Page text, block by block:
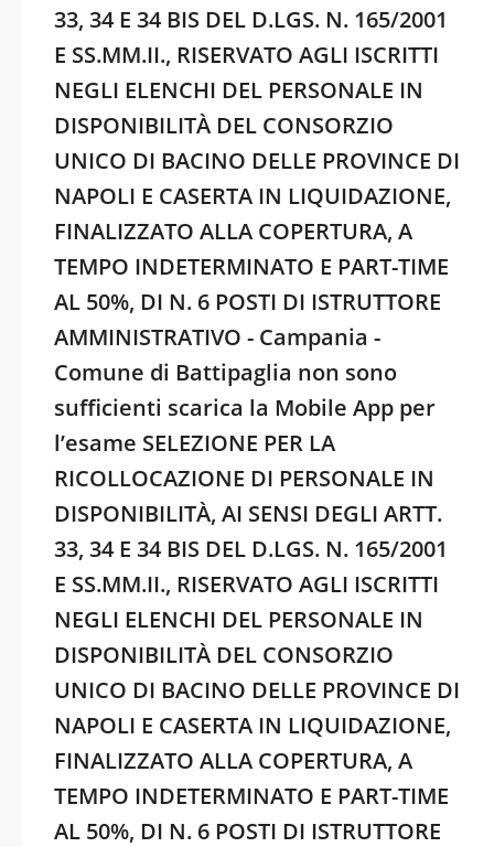
33, 34 E 34 BIS DEL D.LGS. N. 165/2001
E SS.MM.II., RISERVATO AGLI ISCRITTI
NEGLI ELENCHI DEL PERSONALE IN
DISPONIBILITÀ DEL CONSORZIO
UNICO DI BACINO DELLE PROVINCE DI
NAPOLI E CASERTA IN LIQUIDAZIONE,
FINALIZZATO ALLA COPERTURA, A
TEMPO INDETERMINATO E PART-TIME
AL 50%, DI N. 6 POSTI DI ISTRUTTORE
AMMINISTRATIVO - Campania -
Comune di Battipaglia non sono
sufficienti scarica la Mobile App per
l’esame SELEZIONE PER LA
RICOLLOCAZIONE DI PERSONALE IN
DISPONIBILITÀ, AI SENSI DEGLI ARTT.
33, 34 E 34 BIS DEL D.LGS. N. 165/2001
E SS.MM.II., RISERVATO AGLI ISCRITTI
NEGLI ELENCHI DEL PERSONALE IN
DISPONIBILITÀ DEL CONSORZIO
UNICO DI BACINO DELLE PROVINCE DI
NAPOLI E CASERTA IN LIQUIDAZIONE,
FINALIZZATO ALLA COPERTURA, A
TEMPO INDETERMINATO E PART-TIME
AL 50%, DI N. 6 POSTI DI ISTRUTTORE